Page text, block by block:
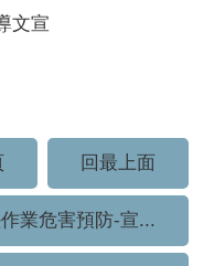
文宣
回最上面
業危害預防-宣...